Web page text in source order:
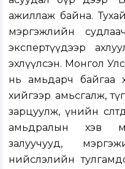
ажиллаж байна.
мэргэжлийн
экспертүүдээр
эхлүүлсэн. Монгол
нь амьдарч байгаа
хийгээр амьсгалж,
зарцуулж, үнийн
амьдралын хэв
залуучууд,
нийслэлийн